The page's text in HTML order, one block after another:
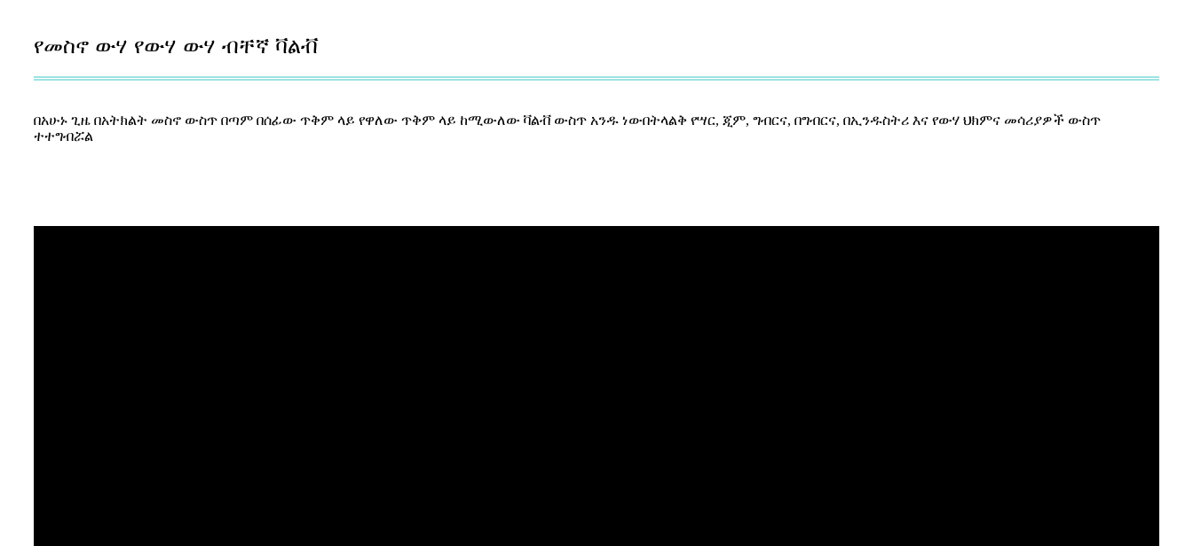
የመስኖ ውሃ የውሃ ውሃ ብቸኛ ቫልቭ
በአሁኑ ጊዜ በአትክልት መስኖ ውስጥ በጣም በሰፊው ጥቅም ላይ የዋለው ጥቅም ላይ ከሚውለው ቫልቭ ውስጥ አንዱ ነውበትላልቅ የሣር, ጂም, ግብርና, በግብርና, በኢንዱስትሪ እና የውሃ ህክምና መሳሪያዎች ውስጥ
ተተግብሯል